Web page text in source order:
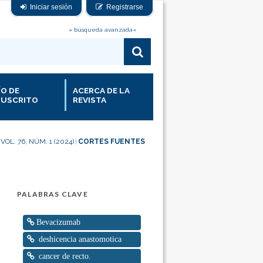
Iniciar sesión Registrarse
» búsqueda avanzada«
DE
ACERCA DE LA
REVISTA
VOL. 76, NÚM. 1 (2024) CORTES FUENTES
PALABRAS CLAVE
Bevacizumab
deshicencia anastomotica
cancer de recto.